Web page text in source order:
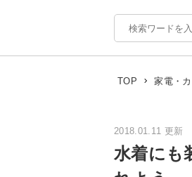
TOP 家電・
2018.01.11 更新
水着にも